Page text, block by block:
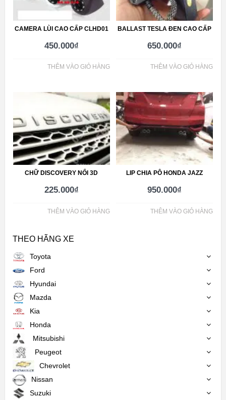
CAMERA LÙI CAO CẤP CLHD01
450.000₫
THÊM VÀO GIỎ HÀNG
BALLAST TESLA ĐEN CAO CẤP
650.000₫
THÊM VÀO GIỎ HÀNG
CHỮ DISCOVERY NỔI 3D
225.000₫
THÊM VÀO GIỎ HÀNG
LIP CHIA PÔ HONDA JAZZ
950.000₫
THÊM VÀO GIỎ HÀNG
THEO HÃNG XE
Toyota
Ford
Hyundai
Mazda
Kia
Honda
Mitsubishi
Peugeot
Chevrolet
Nissan
Suzuki